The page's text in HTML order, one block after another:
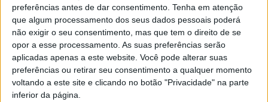
preferências antes de dar consentimento. Tenha em atenção
que algum processamento dos seus dados pessoais poderá
não exigir o seu consentimento, mas que tem o direito de se
opor a esse processamento. As suas preferências serão
aplicadas apenas a este website. Você pode alterar suas
preferências ou retirar seu consentimento a qualquer momento
voltando a este site e clicando no botão "Privacidade" na parte
inferior da página.
Esta e outras notícias para ouvir na Estação Diária – 96.8
FM ou emwww.968.fm
Pub